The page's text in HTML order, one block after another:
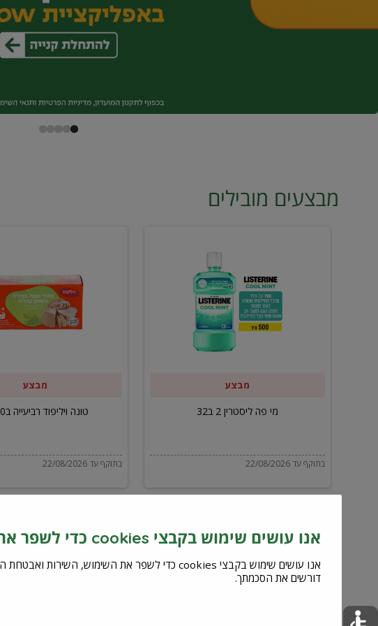
מבצעים מובילים
ליסטרין
מבצע
מי פה ליסטרין 2 ב32
בתוקף עד 22/08/2026
ויליפוד
רביעייה
מבצע
טונה ויליפוד רביעייה ב21.90
בתוקף עד 22/08/2026
אנו עושים שימוש בקבצי cookies כדי לשפר את השירות וחוויית המשתמש
דורשים את הסכמתך.